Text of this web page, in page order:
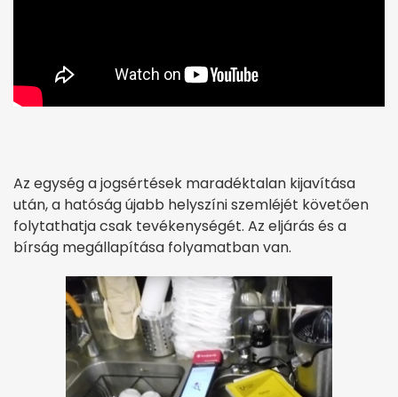
Az egység a jogsértések maradéktalan kijavítása
után, a hatóság újabb helyszíni szemléjét követően
folytathatja csak tevékenységét. Az eljárás és a
bírság megállapítása folyamatban van.